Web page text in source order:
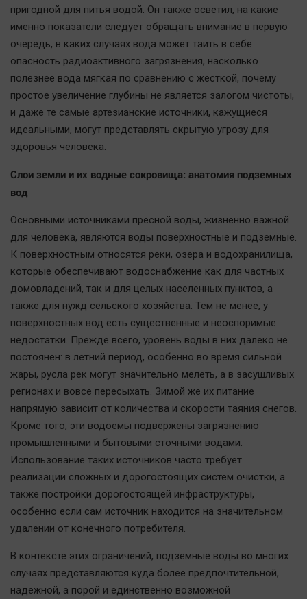
Прогулки по городу Ч
Спецпроект
Статистика
Челябинск космический
Актуальная тема
Быстрый медиазавод
Вирус чтения
Вкусное
ЖКХ
Интервью
Качество жизни
Конкурс
Народная журналистика
Наука
Персона
пригодной для питья водой. Он также осветил, на какие
именно показатели следует обращать внимание в первую
очередь, в каких случаях вода может таить в себе
опасность радиоактивного загрязнения, насколько
полезнее вода мягкая по сравнению с жесткой, почему
простое увеличение глубины не является залогом чистоты,
и даже те самые артезианские источники, кажущиеся
идеальными, могут представлять скрытую угрозу для
здоровья человека.
Слои земли и их водные сокровища: анатомия подземных
вод
Основными источниками пресной воды, жизненно важной
для человека, являются воды поверхностные и подземные.
К поверхностным относятся реки, озера и водохранилища,
которые обеспечивают водоснабжение как для частных
домовладений, так и для целых населенных пунктов, а
также для нужд сельского хозяйства. Тем не менее, у
поверхностных вод есть существенные и неоспоримые
недостатки. Прежде всего, уровень воды в них далеко не
постоянен: в летний период, особенно во время сильной
жары, русла рек могут значительно мелеть, а в засушливых
регионах и вовсе пересыхать. Зимой же их питание
напрямую зависит от количества и скорости таяния снегов.
Кроме того, эти водоемы подвержены загрязнению
промышленными и бытовыми сточными водами.
Использование таких источников часто требует
реализации сложных и дорогостоящих систем очистки, а
также постройки дорогостоящей инфраструктуры,
особенно если сам источник находится на значительном
удалении от конечного потребителя.
В контексте этих ограничений, подземные воды во многих
случаях представляются куда более предпочтительной,
надежной, а порой и единственно возможной